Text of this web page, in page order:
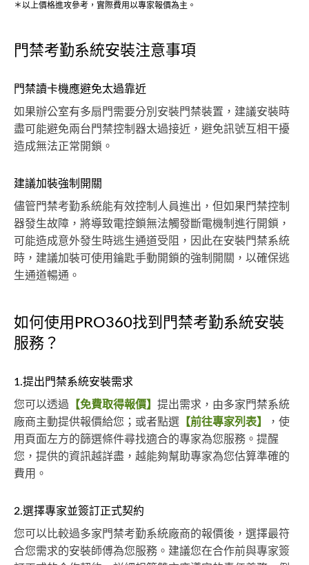
＊以上價格進攻參考，實際費用以專家報價為主。
門禁考勤系統安裝注意事項
門禁讀卡機應避免太過靠近
如果辦公室有多扇門需要分別安裝門禁裝置，建議安裝時
盡可能避免兩台門禁控制器太過接近，避免訊號互相干擾
造成無法正常開鎖。
建議加裝強制開關
儘管門禁考勤系統能有效控制人員進出，但如果門禁控制
器發生故障，將導致電控鎖無法觸發斷電機制進行開鎖，
可能造成意外發生時逃生通道受阻，因此在安裝門禁系統
時，建議加裝可使用鑰匙手動開鎖的強制開關，以確保逃
生通道暢通。
如何使用PRO360找到門禁考勤系統安裝
服務？
1.提出門禁系統安裝需求
您可以透過 【免費取得報價】 提出需求，由多家門禁系統
廠商主動提供報價給您；或者點選 【前往專家列表】
，使
用頁面左方的篩選條件尋找適合的專家為您服務。提醒
您，提供的資訊越詳盡，越能夠幫助專家為您估算準確的
費用。
2.選擇專家並簽訂正式契約
您可以比較過多家門禁考勤系統廠商的報價後，選擇最符
合您需求的安裝師傅為您服務。建議您在合作前與專家簽